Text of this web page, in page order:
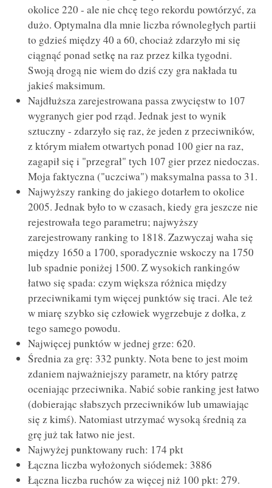
okolice 220 - ale nie chcę tego rekordu powtórzyć, za
dużo. Optymalna dla mnie liczba równoległych partii
to gdzieś między 40 a 60, chociaż zdarzyło mi się
ciągnąć ponad setkę na raz przez kilka tygodni.
Swoją drogą nie wiem do dziś czy gra nakłada tu
jakieś maksimum.
Najdłuższa zarejestrowana passa zwycięstw to 107
wygranych gier pod rząd. Jednak jest to wynik
sztuczny - zdarzyło się raz, że jeden z przeciwników,
z którym miałem otwartych ponad 100 gier na raz,
zagapił się i "przegrał" tych 107 gier przez niedoczas.
Moja faktyczna ("uczciwa") maksymalna passa to 31.
Najwyższy ranking do jakiego dotarłem to okolice
2005. Jednak było to w czasach, kiedy gra jeszcze nie
rejestrowała tego parametru; najwyższy
zarejestrowany ranking to 1818. Zazwyczaj waha się
między 1650 a 1700, sporadycznie wskoczy na 1750
lub spadnie poniżej 1500. Z wysokich rankingów
łatwo się spada: czym większa różnica między
przeciwnikami tym więcej punktów się traci. Ale też
w miarę szybko się człowiek wygrzebuje z dołka, z
tego samego powodu.
Najwięcej punktów w jednej grze: 620.
Średnia za grę: 332 punkty. Nota bene to jest moim
zdaniem najważniejszy parametr, na który patrzę
oceniając przeciwnika. Nabić sobie ranking jest łatwo
(dobierając słabszych przeciwników lub umawiając
się z kimś). Natomiast utrzymać wysoką średnią za
grę już tak łatwo nie jest.
Najwyżej punktowany ruch: 174 pkt
Łączna liczba wyłożonych siódemek: 3886
Łączna liczba ruchów za więcej niż 100 pkt: 279.